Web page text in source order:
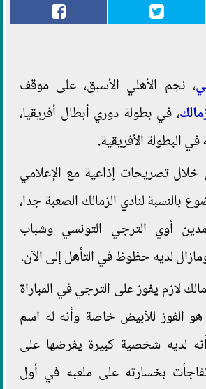
، نجم الأهلي الأسبق، على موقف
، في بطولة دوري أبطال أفريقيا،
البطولة الأفريقية.
تصريحات إذاعية مع الإعلامي
بالنسبة لنادي الزمالك الصعبة جدا،
أوي الترجي التونسي وشباب
ومازال لديه حظوظ في التأهل إلى الآن.
لازم يفوز على الترجي في المباراة
هو الفوز للأبيض خاصة وأنه له اسم
لديه شخصية كبيرة يفرضها على
بخسارته على ملعبه في أول